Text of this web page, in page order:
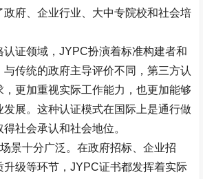
政府、企业行业、大中专院校和社会培
证领域，JYPC扮演着标准构建者和
与传统的政府主导评价不同，第三方认
更加重视实际工作能力，也更加能够
发展。这种认证模式在国际上是通行做
社会承认和社会地位。
景十分广泛。在政府招标、企业招
升级等环节，JYPC证书都发挥着实际